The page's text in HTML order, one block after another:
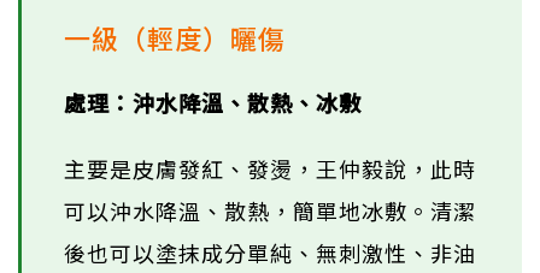
一級（輕度）曬傷
處理：沖水降溫、散熱、冰敷
主要是皮膚發紅、發燙，王仲毅說，此時
可以沖水降溫、散熱，簡單地冰敷。清潔
後也可以塗抹成分單純、無刺激性、非油